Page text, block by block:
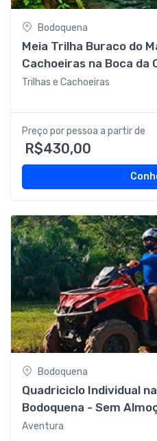
Bodoquena
Meia Trilha Buraco do
Cachoeiras na Boca da
Trilhas e Cachoeiras
Preço por pessoa a partir de
R$430,00
Bodoquena
Quadriciclo Individual
Bodoquena - Sem
Aventura